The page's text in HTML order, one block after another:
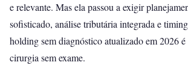
e relevante. Mas ela passou a exigir
sofisticado, análise tributária integrada e
holding sem diagnóstico atualizado em 2026
cirurgia sem exame.